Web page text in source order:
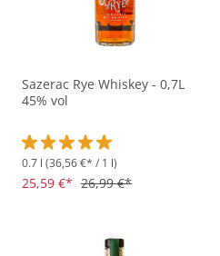
4.4 von 5 Sternen
Sazerac Rye Whiskey - 0,7L
45% vol
Durchschnittliche Bewertung
0.7 l (36,56 €* / 1 l)
25,59 €* 26,99 €*